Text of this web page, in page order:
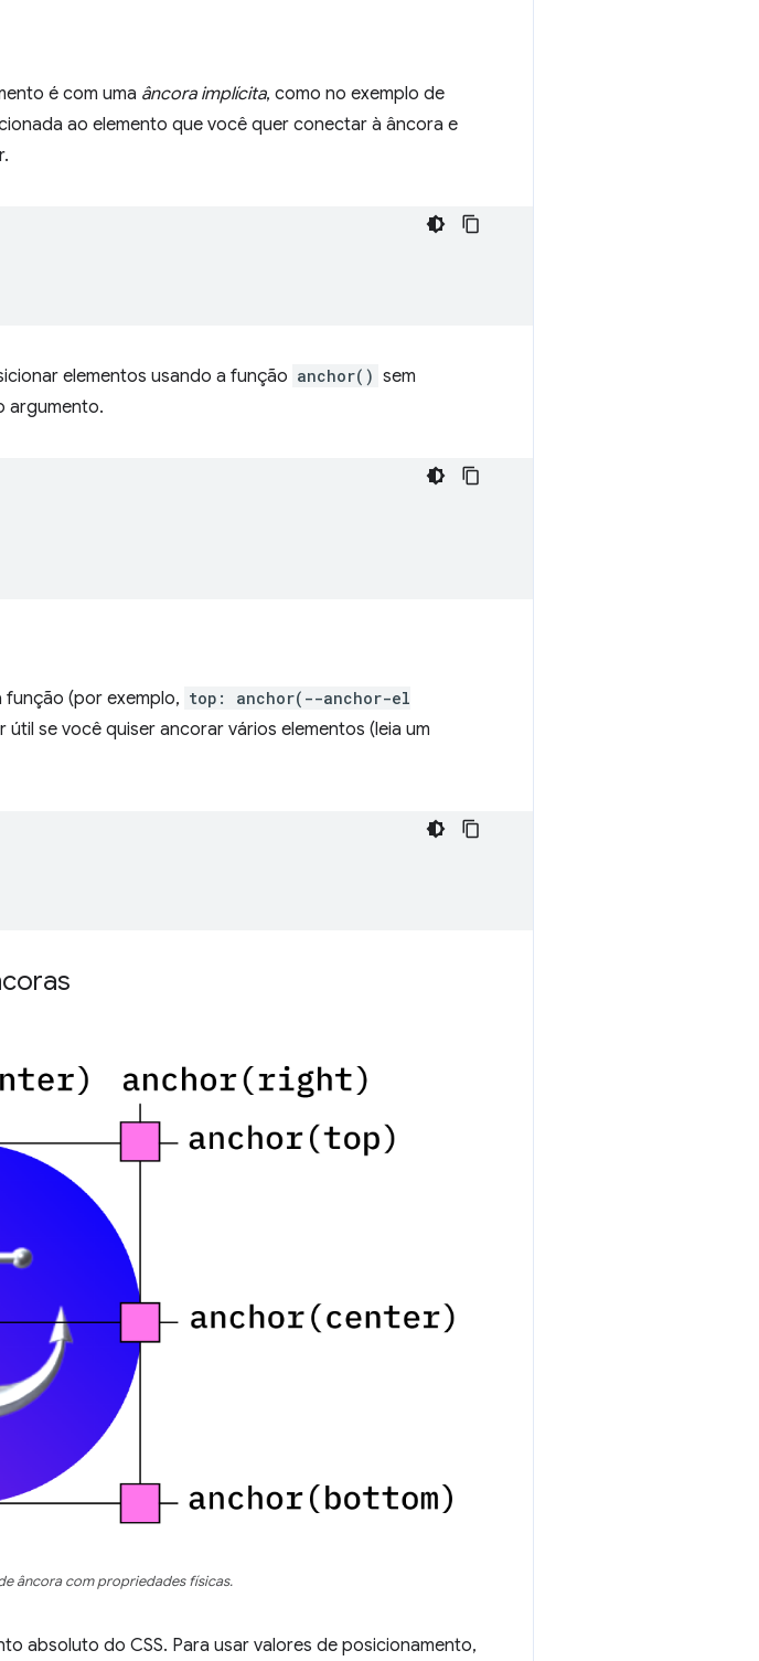
é com uma âncora implícita, como no exemplo de
ao elemento que você quer conectar à âncora e
elementos usando a função anchor() sem
argumento.
(por exemplo, top: anchor(--anchor-el
útil se você quiser ancorar vários elementos (leia um
âncora com propriedades físicas.
absoluto do CSS. Para usar valores de posicionamento,